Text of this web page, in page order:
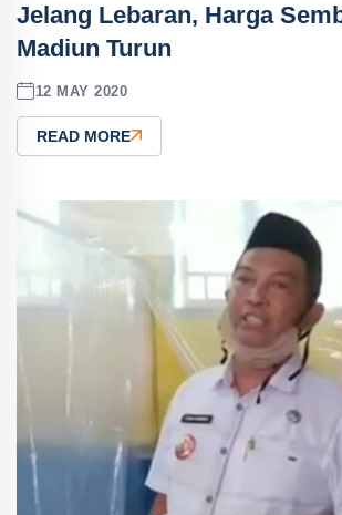
Jelang Lebaran, Harga
Madiun Turun
12 MAY 2020
READ MORE